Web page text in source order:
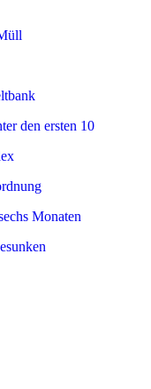
den ersten 10
Monaten